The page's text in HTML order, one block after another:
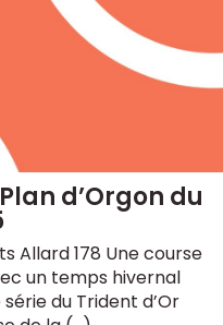
d’Orgon du
Allard 178 Une course
un temps hivernal
du Trident d’Or